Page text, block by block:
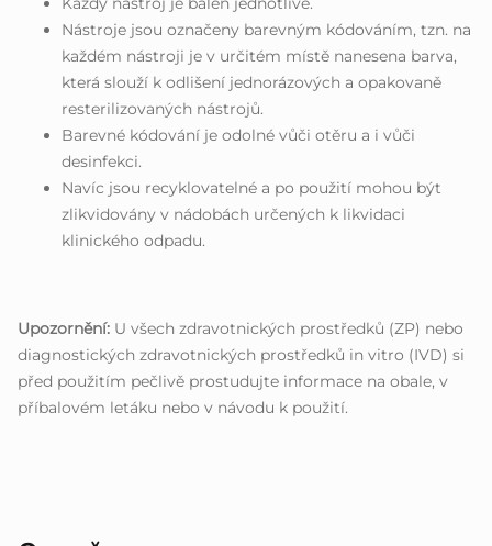
Nástroje jsou označeny barevným kódováním, tzn. na
každém nástroji je v určitém místě nanesena barva,
která slouží k odlišení jednorázových a opakovaně
resterilizovaných nástrojů.
Barevné kódování je odolné vůči otěru a i vůči
desinfekci.
Navíc jsou recyklovatelné a po použití mohou být
zlikvidovány v nádobách určených k likvidaci
klinického odpadu.
Upozornění: U všech zdravotnických prostředků (ZP) nebo
diagnostických zdravotnických prostředků in vitro (IVD) si
před použitím pečlivě prostudujte informace na obale, v
příbalovém letáku nebo v návodu k použití.